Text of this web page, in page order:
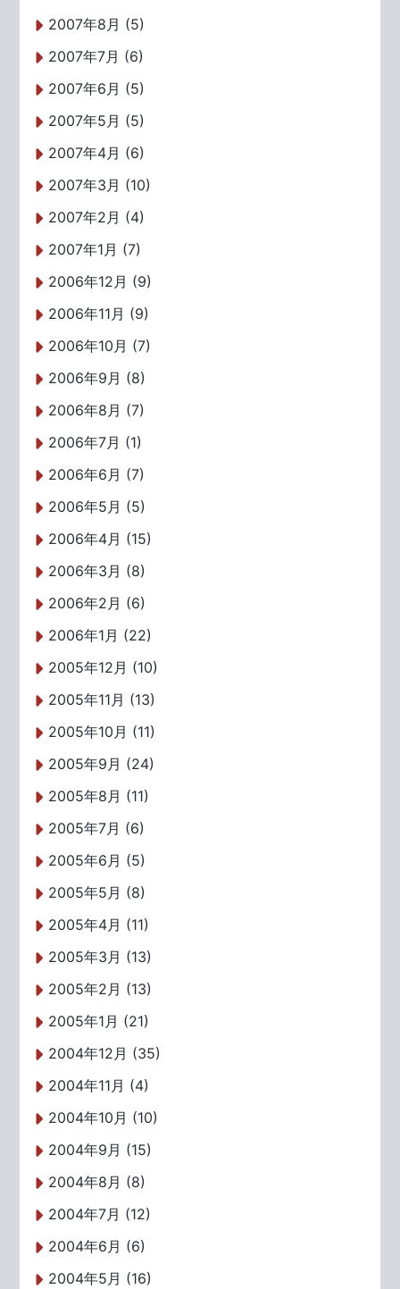
2007年8月 (5)
2007年7月 (6)
2007年6月 (5)
2007年5月 (5)
2007年4月 (6)
2007年3月 (10)
2007年2月 (4)
2007年1月 (7)
2006年12月 (9)
2006年11月 (9)
2006年10月 (7)
2006年9月 (8)
2006年8月 (7)
2006年7月 (1)
2006年6月 (7)
2006年5月 (5)
2006年4月 (15)
2006年3月 (8)
2006年2月 (6)
2006年1月 (22)
2005年12月 (10)
2005年11月 (13)
2005年10月 (11)
2005年9月 (24)
2005年8月 (11)
2005年7月 (6)
2005年6月 (5)
2005年5月 (8)
2005年4月 (11)
2005年3月 (13)
2005年2月 (13)
2005年1月 (21)
2004年12月 (35)
2004年11月 (4)
2004年10月 (10)
2004年9月 (15)
2004年8月 (8)
2004年7月 (12)
2004年6月 (6)
2004年5月 (16)